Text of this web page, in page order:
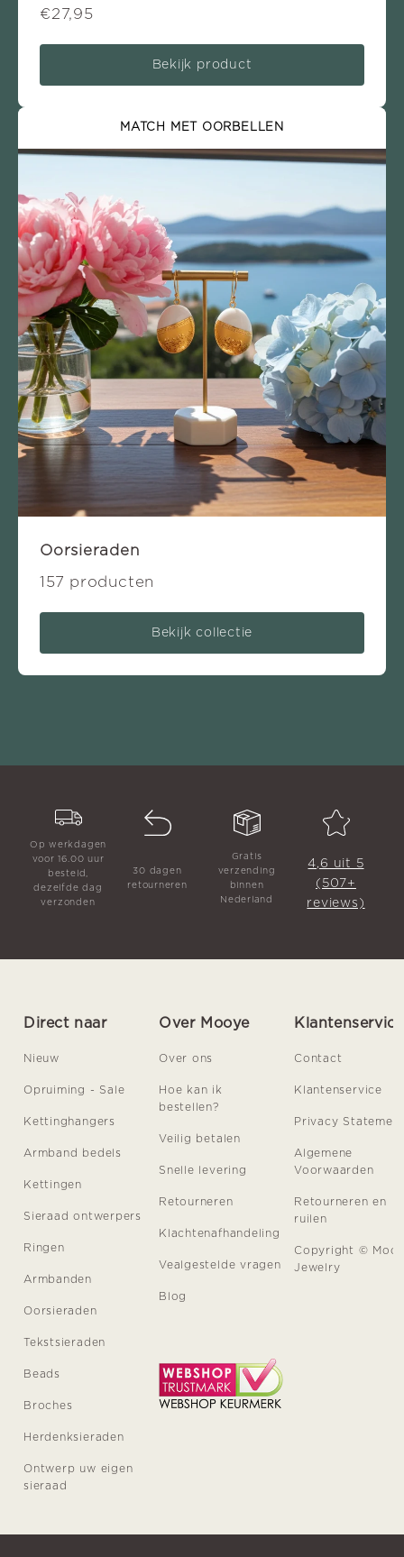
€27,95
Bekijk product
MATCH MET OORBELLEN
Oorsieraden
157 producten
Bekijk collectie
Op werkdagen
voor 16.00 uur
besteld,
dezelfde dag
verzonden
30 dagen
retourneren
Gratis
verzending
binnen
Nederland
4,6 uit 5
(507+
reviews)
Direct naar
Nieuw
Opruiming - Sale
Kettinghangers
Armband bedels
Kettingen
Sieraad ontwerpers
Ringen
Armbanden
Oorsieraden
Tekstsieraden
Beads
Broches
Herdenksieraden
Ontwerp uw eigen
sieraad
Over Mooye
Over ons
Hoe kan ik
bestellen?
Veilig betalen
Snelle levering
Retourneren
Klachtenafhandeling
Vealgestelde vragen
Blog
Klantenservice
Contact
Klantenservice
Privacy
Algemene
Voorwaarden
Retourneren en
ruilen
Copyright ©
Jewelry